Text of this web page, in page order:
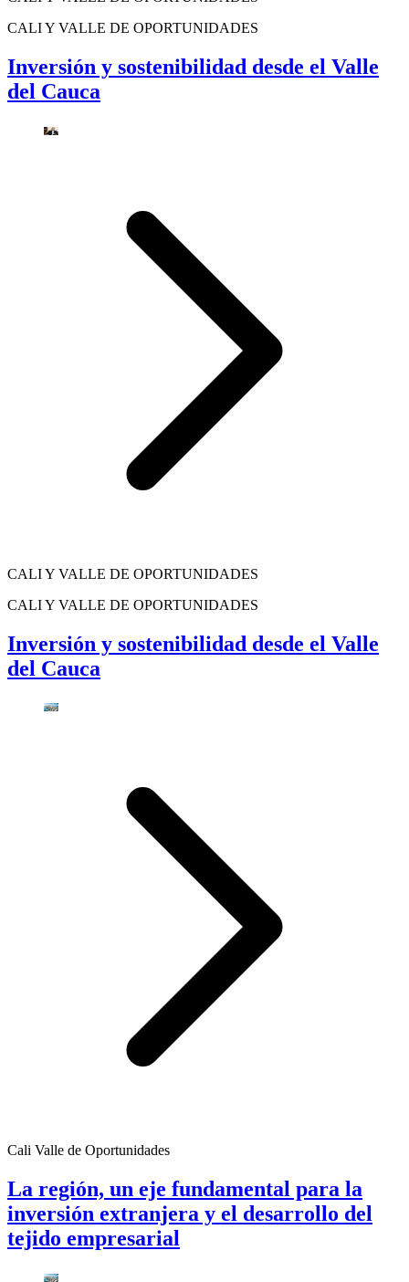
CALI Y VALLE DE OPORTUNIDADES
Inversión y sostenibilidad desde el Valle
del Cauca
CALI Y VALLE DE OPORTUNIDADES
CALI Y VALLE DE OPORTUNIDADES
Inversión y sostenibilidad desde el Valle
del Cauca
Cali Valle de Oportunidades
La región, un eje fundamental para la
inversión extranjera y el desarrollo del
tejido empresarial